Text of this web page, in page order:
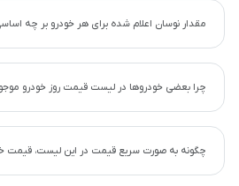
مقدار نوسان اعلام شده برای هر خودرو بر چه
چرا بعضی خودروها در لیست قیمت روز خودرو
چگونه به صورت سریع قیمت در این لیست، قیمت